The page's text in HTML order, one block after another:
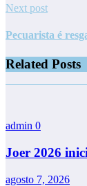
Next post
Pecuarista é
Related Posts
admin 0
Joer 2026
agosto 7, 2026